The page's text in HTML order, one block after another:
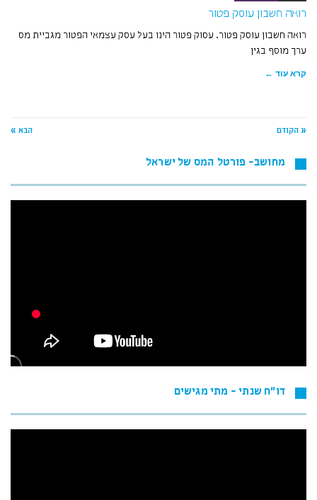
רואה חשבון עוסק פטור
רואה חשבון עוסק פטור. עסוק פטור הינו בעל עסק עצמאי הפטור מגביית מס
ערך מוסף בגין
קרא עוד ←
« הקודם הבא »
מחושב- פורטל המס של ישראל
דו"ח שנתי - מתי מגישים